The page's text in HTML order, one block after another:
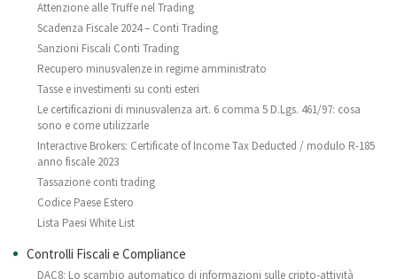
Attenzione alle Truffe nel Trading
Scadenza Fiscale 2024 – Conti Trading
Sanzioni Fiscali Conti Trading
Recupero minusvalenze in regime amministrato
Tasse e investimenti su conti esteri
Le certificazioni di minusvalenza art. 6 comma 5 D.Lgs. 461/97: cosa
sono e come utilizzarle
Interactive Brokers: Certificate of Income Tax Deducted / modulo R-185
anno fiscale 2023
Tassazione conti trading
Codice Paese Estero
Lista Paesi White List
Controlli Fiscali e Compliance
DAC8: Lo scambio automatico di informazioni sulle cripto-attività